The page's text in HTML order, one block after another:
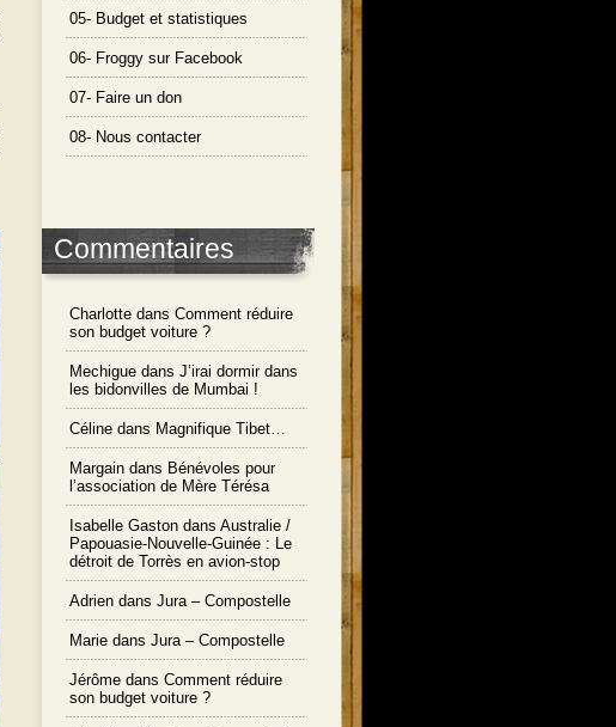
05- Budget et statistiques
06- Froggy sur Facebook
07- Faire un don
08- Nous contacter
Commentaires
Charlotte dans Comment réduire
son budget voiture ?
Mechigue dans J’irai dormir dans
les bidonvilles de Mumbai !
Céline dans Magnifique Tibet…
Margain dans Bénévoles pour
l’association de Mère Térésa
Isabelle Gaston dans Australie /
Papouasie-Nouvelle-Guinée : Le
détroit de Torrès en avion-stop
Adrien dans Jura – Compostelle
Marie dans Jura – Compostelle
Jérôme dans Comment réduire
son budget voiture ?